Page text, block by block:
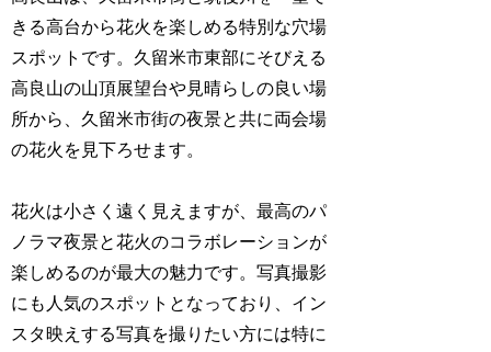
きる高台から花火を楽しめる特別な穴場
スポットです。久留米市東部にそびえる
高良山の山頂展望台や見晴らしの良い場
所から、久留米市街の夜景と共に両会場
の花火を見下ろせます。
花火は小さく遠く見えますが、最高のパ
ノラマ夜景と花火のコラボレーションが
楽しめるのが最大の魅力です。写真撮影
にも人気のスポットとなっており、イン
スタ映えする写真を撮りたい方には特に